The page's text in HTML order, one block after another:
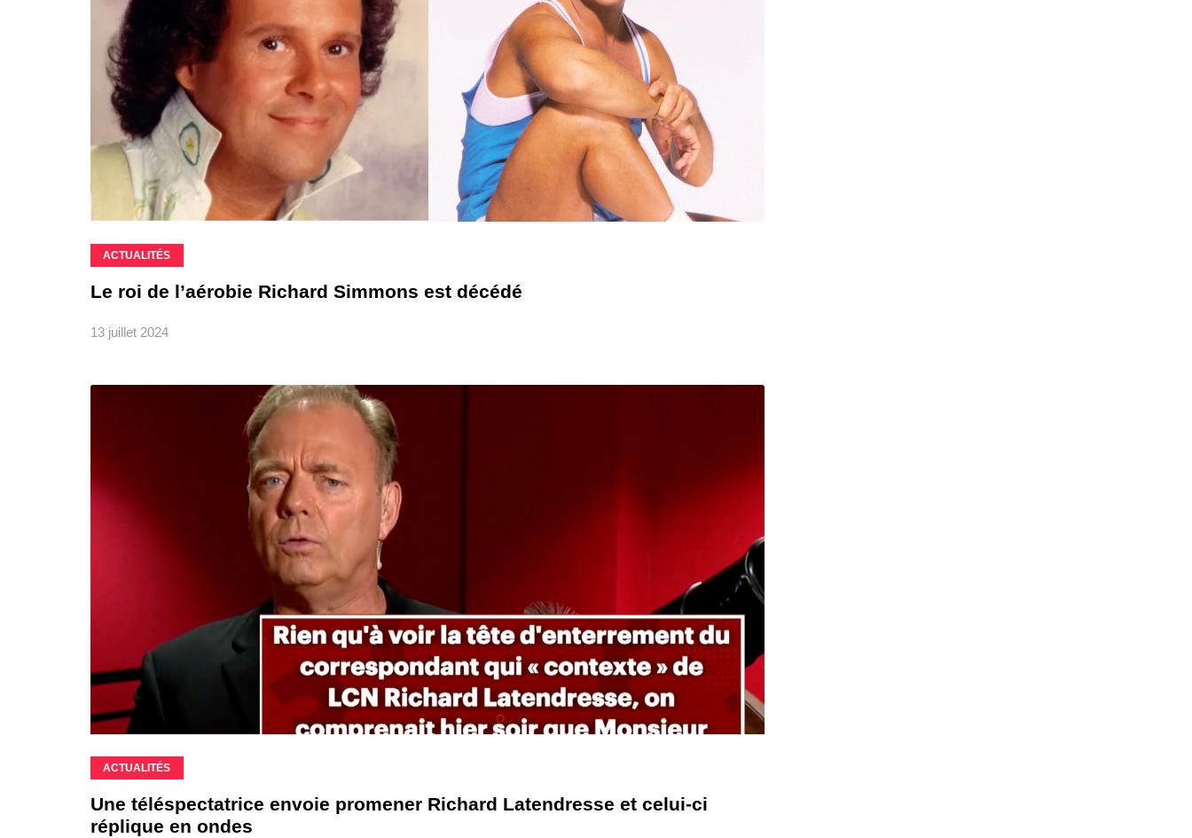
ACTUALITÉS
Le roi de l’aérobie Richard Simmons est décédé
13 juillet 2024
ACTUALITÉS
Une téléspectatrice envoie promener Richard Latendresse et celui-ci
réplique en ondes